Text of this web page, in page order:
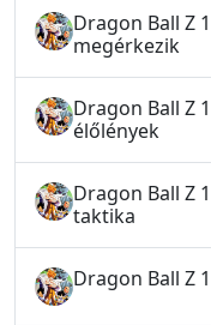
Dragon Ball Z
megérkezik
Dragon Ball Z
élőlények
Dragon Ball Z
taktika
Dragon Ball Z